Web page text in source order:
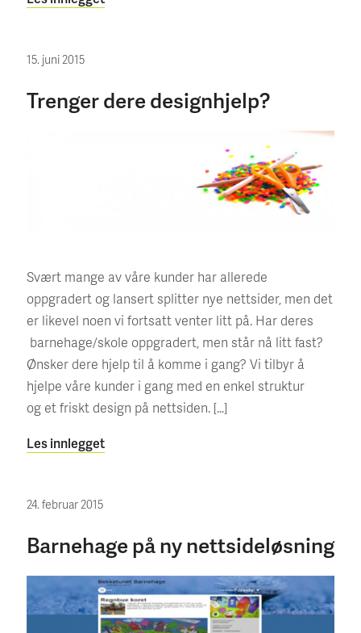
15. juni 2015
Trenger dere designhjelp?
Svært mange av våre kunder har allerede
oppgradert og lansert splitter nye nettsider, men det
er likevel noen vi fortsatt venter litt på. Har deres
barnehage/skole oppgradert, men står nå litt fast?
Ønsker dere hjelp til å komme i gang? Vi tilbyr å
hjelpe våre kunder i gang med en enkel struktur
og et friskt design på nettsiden. […]
Les innlegget
24. februar 2015
Barnehage på ny nettsideløsning